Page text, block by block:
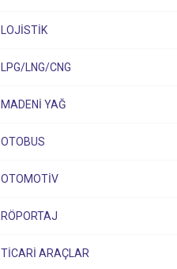
LOJİSTİK
LPG/LNG/CNG
MADENİ YAĞ
OTOBUS
OTOMOTİV
RÖPORTAJ
TİCARİ ARAÇLAR